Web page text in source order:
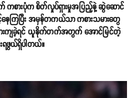
ားပုံက စိတ်လှုပ်ရှားမှုအပြည့်နဲ့ ဆွဲဆောင်
ကြပြီး အမှန်တကယ်သာ ကစားသမားတွေ
ကျခဲ့ရင် ယူနိုက်တက်အတွက် အောင်မြင်တဲ့
ဖွယ်ရှိပါတယ်။